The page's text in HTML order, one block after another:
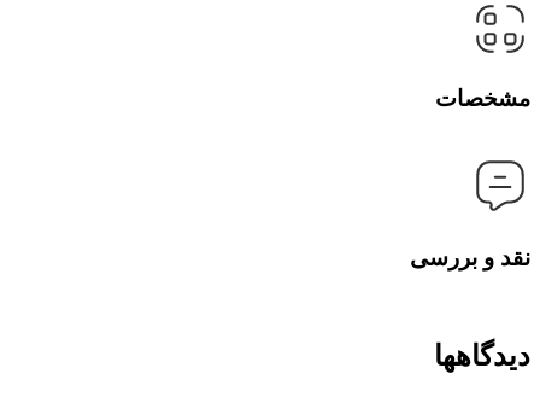
مشخصات
نقد و بررسی
دیدگاهها